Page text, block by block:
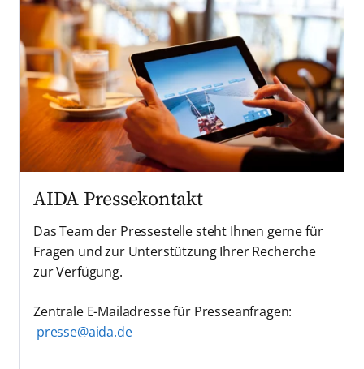
AIDA Pressekontakt
Das Team der Pressestelle steht Ihnen gerne für
Fragen und zur Unterstützung Ihrer Recherche
zur Verfügung.
Zentrale E-Mailadresse für Presseanfragen:
presse@aida.de